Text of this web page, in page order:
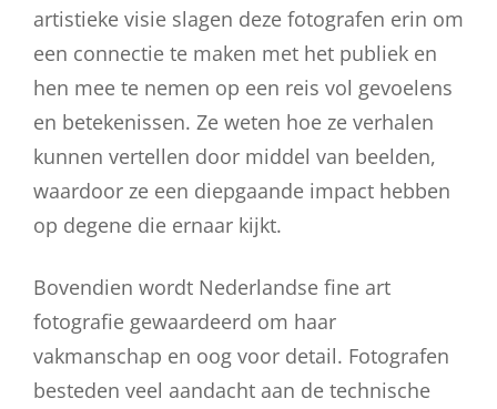
artistieke visie slagen deze fotografen erin om
een connectie te maken met het publiek en
hen mee te nemen op een reis vol gevoelens
en betekenissen. Ze weten hoe ze verhalen
kunnen vertellen door middel van beelden,
waardoor ze een diepgaande impact hebben
op degene die ernaar kijkt.
Bovendien wordt Nederlandse fine art
fotografie gewaardeerd om haar
vakmanschap en oog voor detail. Fotografen
besteden veel aandacht aan de technische